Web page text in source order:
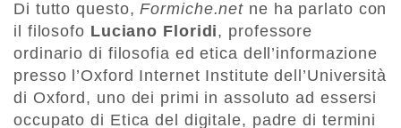
Di tutto questo,Formiche.net ne ha parlato con
il filosofo Luciano Floridi, professore
ordinario di filosofia ed etica dell’informazione
presso l’Oxford Internet Institute dell’Università
di Oxford, uno dei primi in assoluto ad essersi
occupato di Etica del digitale, padre di termini